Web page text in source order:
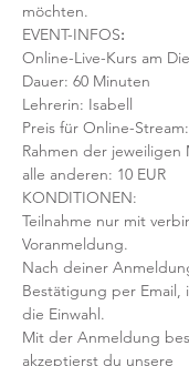
möchten.
EVENT-INFOS:
Online-Live-Kurs am
Dauer: 60 Minuten
Lehrerin: Isabell
Preis für Online-
Rahmen der
alle anderen: 10 EUR
KONDITIONEN:
Teilnahme nur mit
Voranmeldung.
Nach deiner
Bestätigung per Email,
die Einwahl.
Mit der Anmeldung
akzeptierst du unsere